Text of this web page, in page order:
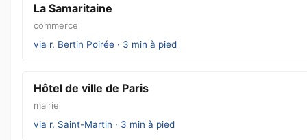
La Samaritaine
commerce
via r. Bertin Poirée · 3 min à pied
Hôtel de ville de Paris
mairie
via r. Saint-Martin · 3 min à pied